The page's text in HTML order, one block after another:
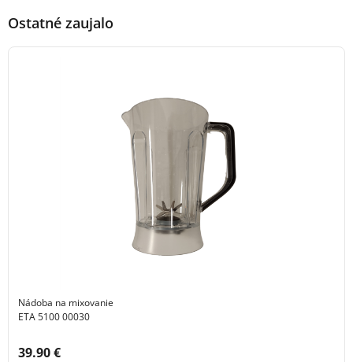
Ostatné zaujalo
Nádoba na mixovanie
ETA 5100 00030
Cena s DPH:
39.90 €